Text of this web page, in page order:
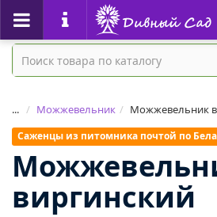
... Можжевельник Можжевельник
Саженцы из питомника почтой по
виргинский